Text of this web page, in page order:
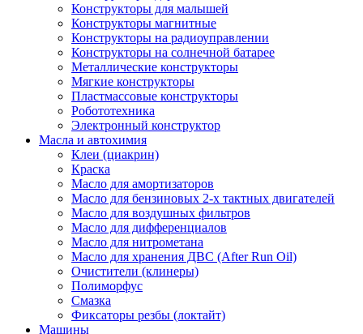
Конструкторы для малышей
Конструкторы магнитные
Конструкторы на радиоуправлении
Конструкторы на солнечной батарее
Металлические конструкторы
Мягкие конструкторы
Пластмассовые конструкторы
Робототехника
Электронный конструктор
Масла и автохимия
Клеи (циакрин)
Краска
Масло для амортизаторов
Масло для бензиновых 2-х тактных двигателей
Масло для воздушных фильтров
Масло для дифференциалов
Масло для нитрометана
Масло для хранения ДВС (After Run Oil)
Очистители (клинеры)
Полиморфус
Смазка
Фиксаторы резбы (локтайт)
Машины